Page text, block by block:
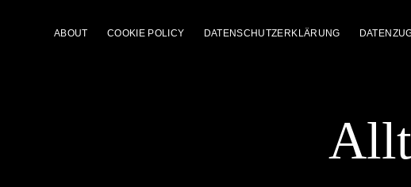
ABOUT COOKIE POLICY DATENSCHUTZERKLÄRUNG